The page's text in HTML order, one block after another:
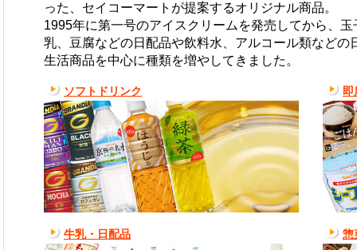
った、セイコーマートが提案するオリジナル商品。
1995年に第一号のアイスクリームを発売してから、玉
乳、豆腐などの日配品や飲料水、アルコール類などの
生活商品を中心に種類を増やしてきました。
ソフトドリンク 即
牛乳・日配品 惣